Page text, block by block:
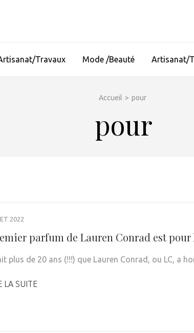
Travaux Mode /Beauté Artisanat/
Accueil > pour
pour
2022
parfum de Lauren Conrad est pour
plus de 20 ans (!!!) que Lauren Conrad, ou LC, a
LA SUITE